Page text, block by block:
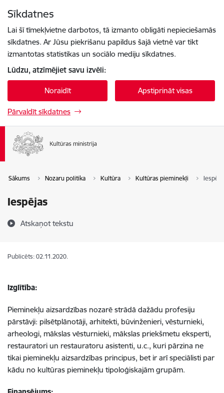
Sīkdatnes
Lai šī tīmekļvietne darbotos, tā izmanto obligāti nepieciešamās
sīkdatnes. Ar Jūsu piekrišanu papildus šajā vietnē var tikt
izmantotas statistikas un sociālo mediju sīkdatnes.
Lūdzu, atzīmējiet savu izvēli:
Noraidīt Apstiprināt visas
Pārvaldīt sīkdatnes
Sākums Nozaru politika Kultūra Kultūras pieminekļi
Iespējas
Atskaņot tekstu
Publicēts: 02.11.2020.
Izglītība:
Pieminekļu aizsardzības nozarē strādā dažādu profesiju
pārstāvji: pilsētplānotāji, arhitekti, būvinženieri, vēsturnieki,
arheologi, mākslas vēsturnieki, mākslas priekšmetu eksperti,
restauratori un restauratoru asistenti, u.c., kuri pārzina ne
tikai pieminekļu aizsardzības principus, bet ir arī speciālisti par
kādu no kultūras pieminekļu tipoloģiskajām grupām.